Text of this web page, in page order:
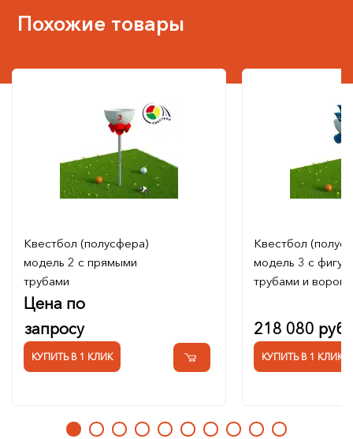
Похожие товары
Квестбол (полусфера)
модель 2 с прямыми
трубами
Цена по
запросу
КУПИТЬ В 1 КЛИК
Квестбол
модель 3 с
трубами и
218 080 руб.
КУПИТЬ В 1 КЛИК